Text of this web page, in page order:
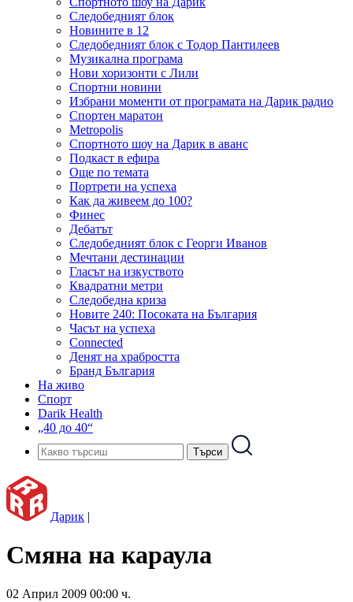
Следобедният блок
Новините в 12
Следобедният блок с Тодор Пантилеев
Музикална програма
Нови хоризонти с Лили
Спортни новини
Избрани моменти от програмата на Дарик радио
Спортен маратон
Metropolis
Спортното шоу на Дарик в аванс
Подкаст в ефира
Още по темата
Портрети на успеха
Как да живеем до 100?
Финес
Дебатът
Следобедният блок с Георги Иванов
Мечтани дестинации
Гласът на изкуството
Квадратни метри
Следобедна криза
Новите 240: Посоката на България
Часът на успеха
Connected
Денят на храбростта
Бранд България
На живо
Спорт
Darik Health
„40 до 40“
Дарик |
Смяна на караула
02 Април 2009 00:00 ч.